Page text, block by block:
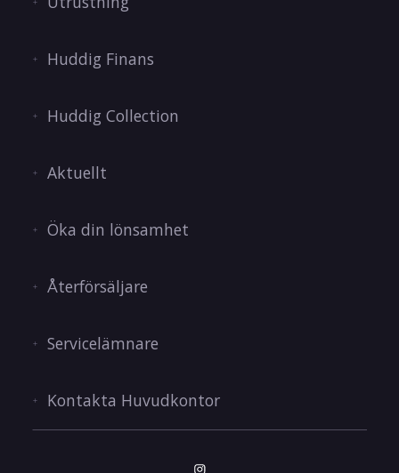
Huddig Finans
Huddig Collection
Aktuellt
Öka din lönsamhet
Återförsäljare
Servicelämnare
Kontakta Huvudkontor